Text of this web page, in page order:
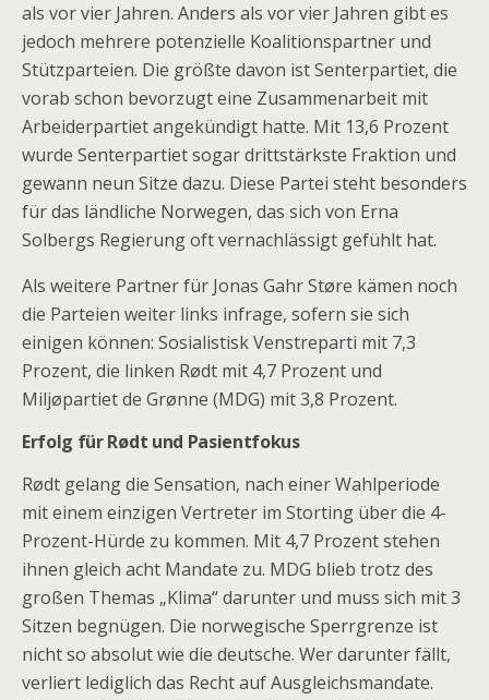
als vor vier Jahren. Anders als vor vier Jahren gibt es
jedoch mehrere potenzielle Koalitionspartner und
Stützparteien. Die größte davon ist Senterpartiet, die
vorab schon bevorzugt eine Zusammenarbeit mit
Arbeiderpartiet angekündigt hatte. Mit 13,6 Prozent
wurde Senterpartiet sogar drittstärkste Fraktion und
gewann neun Sitze dazu. Diese Partei steht besonders
für das ländliche Norwegen, das sich von Erna
Solbergs Regierung oft vernachlässigt gefühlt hat.
Als weitere Partner für Jonas Gahr Støre kämen noch
die Parteien weiter links infrage, sofern sie sich
einigen können: Sosialistisk Venstreparti mit 7,3
Prozent, die linken Rødt mit 4,7 Prozent und
Miljøpartiet de Grønne (MDG) mit 3,8 Prozent.
Erfolg für Rødt und Pasientfokus
Rødt gelang die Sensation, nach einer Wahlperiode
mit einem einzigen Vertreter im Storting über die 4-
Prozent-Hürde zu kommen. Mit 4,7 Prozent stehen
ihnen gleich acht Mandate zu. MDG blieb trotz des
großen Themas „Klima“ darunter und muss sich mit 3
Sitzen begnügen. Die norwegische Sperrgrenze ist
nicht so absolut wie die deutsche. Wer darunter fällt,
verliert lediglich das Recht auf Ausgleichsmandate.